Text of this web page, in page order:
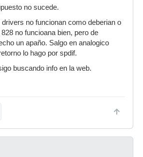
no sucede.
no funcionan como deberian o
no funcioana bien, pero de
un apaño. Salgo en analogico
lo hago por spdif.
buscando info en la web.